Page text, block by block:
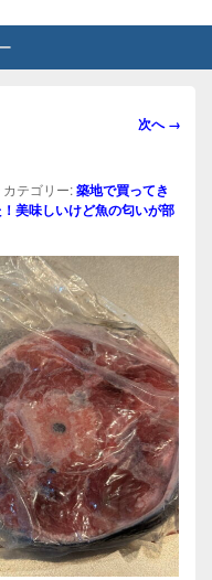
画
ビ
ゲ
シ
ョ
ン
次へ →
カテゴリー:築地で買ってき
美味しいけど魚の匂いが部